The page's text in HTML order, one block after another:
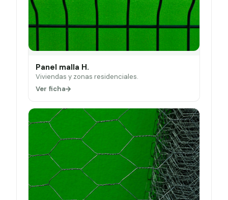
Panel malla H.
Viviendas y zonas residenciales.
Ver ficha